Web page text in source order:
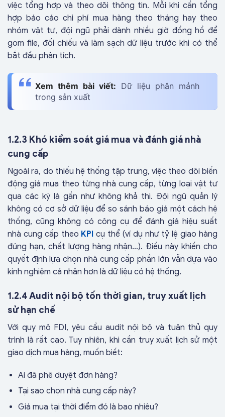
việc tổng hợp và theo dõi thông tin. Mỗi khi cần tổng
hợp báo cáo chi phí mua hàng theo tháng hay theo
nhóm vật tư, đội ngũ phải dành nhiều giờ đồng hồ để
gom file, đối chiếu và làm sạch dữ liệu trước khi có thể
bắt đầu phân tích.
Xem thêm bài viết: Dữ liệu phân mảnh
trong sản xuất
1.2.3 Khó kiểm soát giá mua và đánh giá nhà
cung cấp
Ngoài ra, do thiếu hệ thống tập trung, việc theo dõi biến
động giá mua theo từng nhà cung cấp, từng loại vật tư
qua các kỳ là gần như không khả thi. Đội ngũ quản lý
không có cơ sở dữ liệu để so sánh báo giá một cách hệ
thống, cũng không có công cụ để đánh giá hiệu suất
nhà cung cấp theo KPI cụ thể (ví dụ như tỷ lệ giao hàng
đúng hạn, chất lượng hàng nhận…). Điều này khiến cho
quyết định lựa chọn nhà cung cấp phần lớn vẫn dựa vào
kinh nghiệm cá nhân hơn là dữ liệu có hệ thống.
1.2.4 Audit nội bộ tốn thời gian, truy xuất lịch
sử hạn chế
Với quy mô FDI, yêu cầu audit nội bộ và tuân thủ quy
trình là rất cao. Tuy nhiên, khi cần truy xuất lịch sử một
giao dịch mua hàng, muốn biết:
Ai đã phê duyệt đơn hàng?
Tại sao chọn nhà cung cấp này?
Giá mua tại thời điểm đó là bao nhiêu?